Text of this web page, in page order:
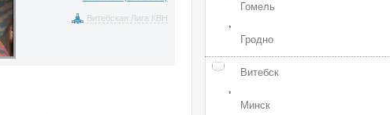
Витебская Лига КВН
Гомель
,
Гродно
Витебск
,
Минск